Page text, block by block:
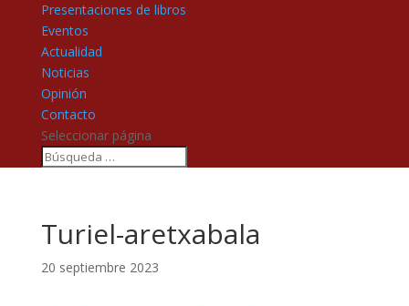
Presentaciones de libros
Eventos
Actualidad
Noticias
Opinión
Contacto
Seleccionar página
Turiel-aretxabala
20 septiembre 2023